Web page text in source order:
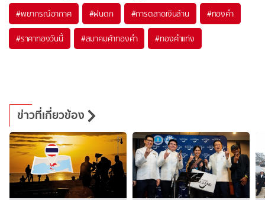
#พยากรณ์อากาศ #ฝนตก #การตลาดเงินล้าน #ทองคำ
#ราคาทองวันนี้ #สมาคมค้าทองคำ #ทองคำแท่ง
ข่าวที่เกี่ยวข้อง